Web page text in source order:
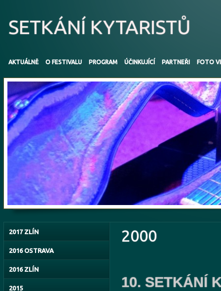
SETKÁNÍ KYTARISTŮ
AKTUÁLNĚ O FESTIVALU PROGRAM ÚČINKUJÍCÍ PARTNEŘI FOTO
2000
10. SETKÁNÍ
2017 ZLÍN
2016 OSTRAVA
2016 ZLÍN
2015